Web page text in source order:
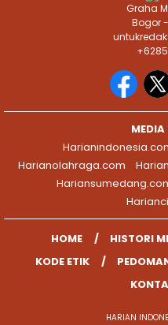
Graha
Bogor
MEDIA
Harianolahraga.com
HOME HISTORI
KODE ETIK
HARIAN